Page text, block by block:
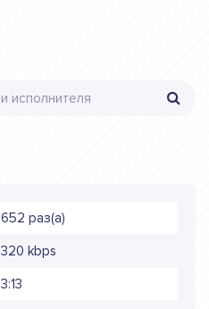
652 раз(а)
320 kbps
3:13